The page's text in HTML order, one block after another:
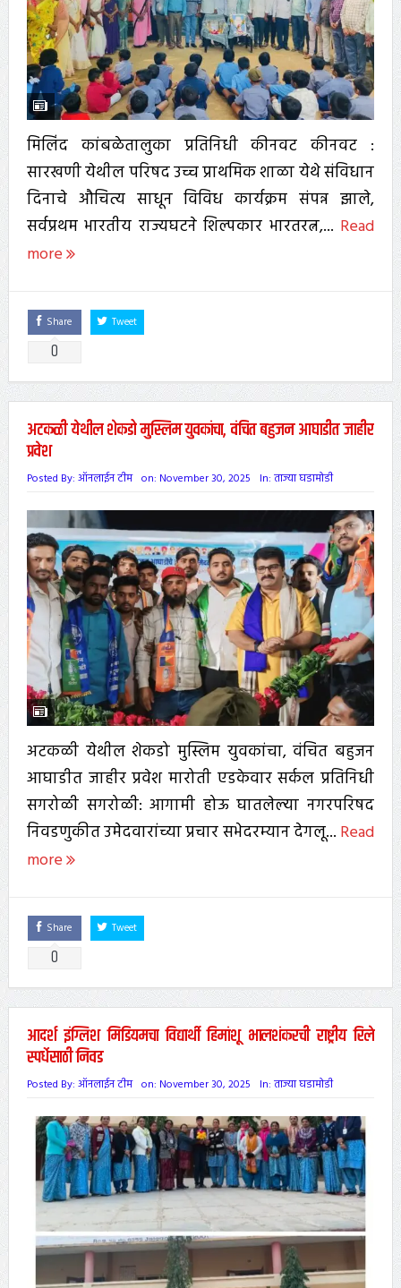
मिलिंद कांबळेतालुका प्रतिनिधी कीनवट कीनवट :
सारखणी येथील परिषद उच्च प्राथमिक शाळा येथे संविधान
दिनाचे औचित्य साधून विविध कार्यक्रम संपन्न झाले,
सर्वप्रथम भारतीय राज्यघटने शिल्पकार भारतरत्न,... Read
more
Share
0
Tweet
अटकळी येथील शेकडो मुस्लिम युवकांचा, वंचित बहुजन आघाडीत जाहीर
प्रवेश
Posted By: ऑनलाईन टीम on: November 30, 2025 In: ताज्या घडामोडी
अटकळी येथील शेकडो मुस्लिम युवकांचा, वंचित बहुजन
आघाडीत जाहीर प्रवेश मारोती एडकेवार सर्कल प्रतिनिधी
सगरोळी सगरोळी: आगामी होऊ घातलेल्या नगरपरिषद
निवडणुकीत उमेदवारांच्या प्रचार सभेदरम्यान देगलू... Read
more
Share
0
Tweet
आदर्श इंग्लिश मिडियमचा विद्यार्थी हिमांशू भालशंकरची राष्ट्रीय रिले
स्पर्धेसाठी निवड
Posted By: ऑनलाईन टीम on: November 30, 2025 In: ताज्या घडामोडी